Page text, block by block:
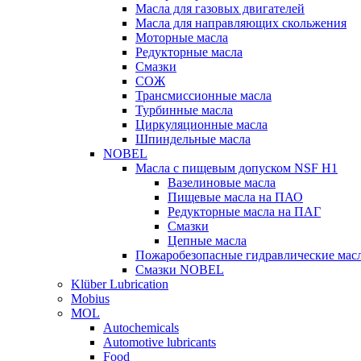
Масла для газовых двигателей
Масла для направляющих скольжения
Моторные масла
Редукторные масла
Смазки
СОЖ
Трансмиссионные масла
Турбинные масла
Циркуляционные масла
Шпиндельные масла
NOBEL
Масла с пищевым допуском NSF H1
Вазелиновые масла
Пищевые масла на ПАО
Редукторные масла на ПАГ
Смазки
Цепные масла
Пожаробезопасные гидравлические
Смазки NOBEL
Klüber Lubrication
Mobius
MOL
Autochemicals
Automotive lubricants
Food